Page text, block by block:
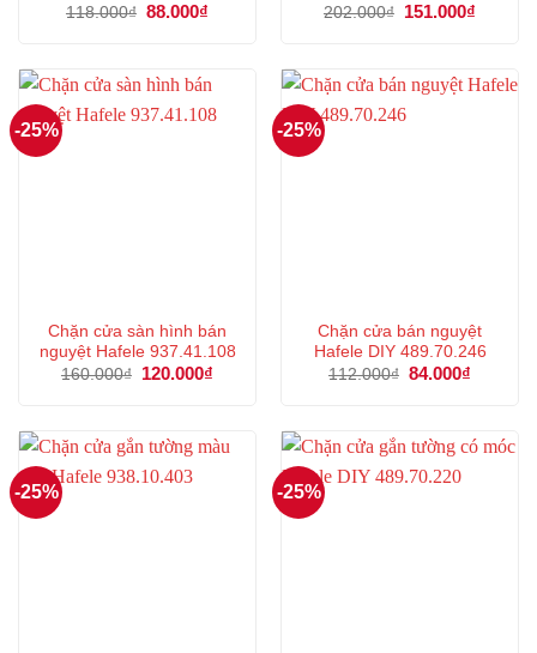
118.000₫ Giá
88.000₫
202.000₫
Giá
151.000₫
-25%
Chặn cửa sàn hình bán
nguyệt Hafele 937.41.108
160.000₫
Giá
120.000₫
120.000₫.
-25%
Chặn cửa bán nguyệt
Hafele DIY 489.70.246
112.000₫ Giá
84.000₫
-25% -25%